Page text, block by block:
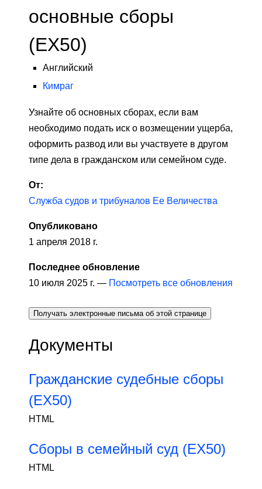
основные сборы
(EX50)
Английский
Кимраг
Узнайте об основных сборах, если вам
необходимо подать иск о возмещении ущерба,
оформить развод или вы участвуете в другом
типе дела в гражданском или семейном суде.
От:
Служба судов и трибуналов Ее Величества
Опубликовано
1 апреля 2018 г.
Последнее обновление
10 июля 2025 г. — Посмотреть все обновления
Получать электронные письма об этой странице
Документы
Гражданские судебные сборы
(EX50)
HTML
Сборы в семейный суд (EX50)
HTML